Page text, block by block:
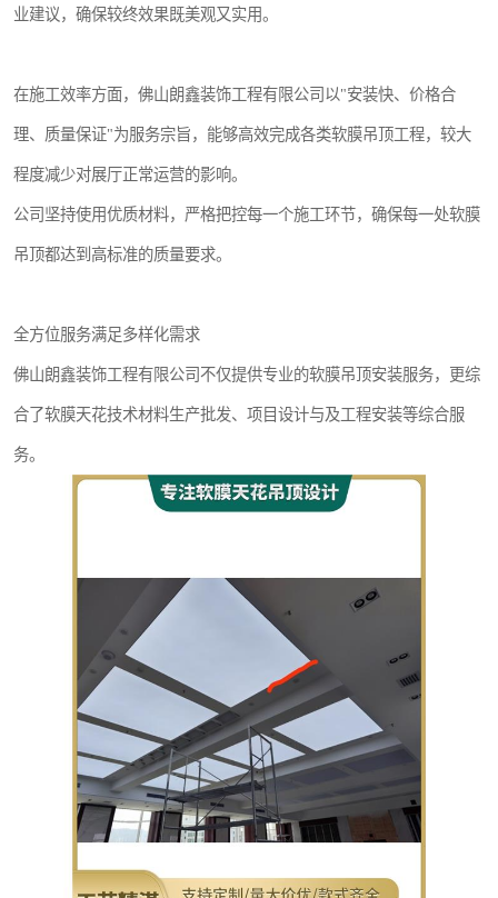
业建议，确保较终效果既美观又实用。
在施工效率方面，佛山朗鑫装饰工程有限公司以"安装快、价格合
理、质量保证"为服务宗旨，能够高效完成各类软膜吊顶工程，较大
程度减少对展厅正常运营的影响。
公司坚持使用优质材料，严格把控每一个施工环节，确保每一处软膜
吊顶都达到高标准的质量要求。
全方位服务满足多样化需求
佛山朗鑫装饰工程有限公司不仅提供专业的软膜吊顶安装服务，更综
合了软膜天花技术材料生产批发、项目设计与及工程安装等综合服
务。